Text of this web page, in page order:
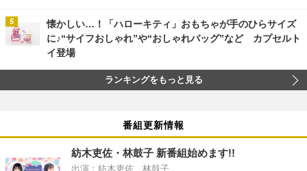
懐かしい…！「ハローキティ」おもちゃが手のひらサイズ
に♪“サイフおしゃれ”や“おしゃれバッグ”など カプセルト
イ登場
ランキングをもっと見る
番組更新情報
紡木吏佐・林鼓子 新番組始めます!!
出演：紡木吏佐、林鼓子